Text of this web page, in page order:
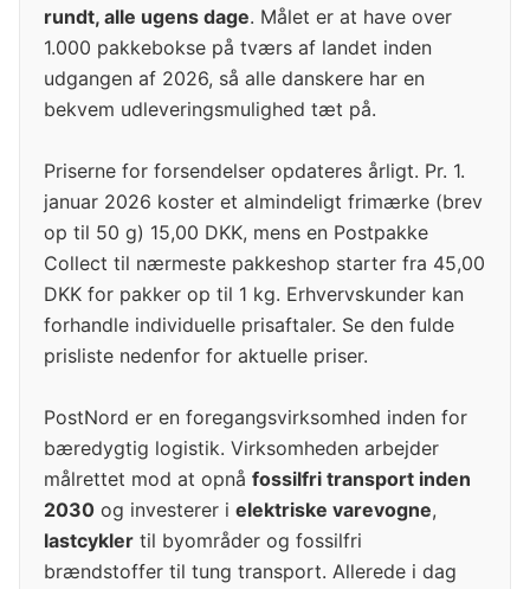
rundt, alle ugens dage. Målet er at have over
1.000 pakkebokse på tværs af landet inden
udgangen af 2026, så alle danskere har en
bekvem udleveringsmulighed tæt på.
Priserne for forsendelser opdateres årligt. Pr. 1.
januar 2026 koster et almindeligt frimærke (brev
op til 50 g) 15,00 DKK, mens en Postpakke
Collect til nærmeste pakkeshop starter fra 45,00
DKK for pakker op til 1 kg. Erhvervskunder kan
forhandle individuelle prisaftaler. Se den fulde
prisliste nedenfor for aktuelle priser.
PostNord er en foregangsvirksomhed inden for
bæredygtig logistik. Virksomheden arbejder
målrettet mod at opnå fossilfri transport inden
2030 og investerer i elektriske varevogne,
lastcykler til byområder og fossilfri
brændstoffer til tung transport. Allerede i dag